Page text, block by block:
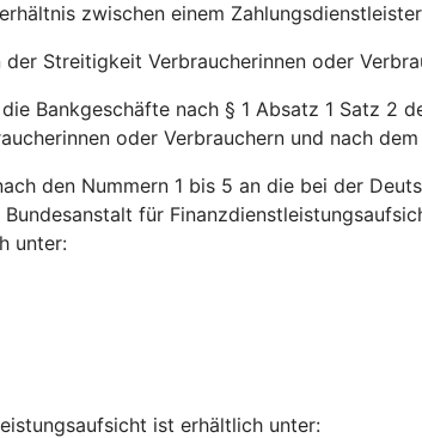
zwischen einem
Streitigkeit Verbraucherinnen oder
Bankgeschäfte nach § 1 Absatz 1 Satz 2
oder Verbrauchern und nach
den Nummern 1 bis 5 an die bei der
für
unter:
ist erhältlich unter: